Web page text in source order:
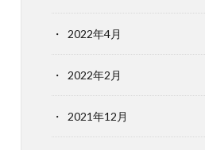
2022年4月
2022年2月
2021年12月